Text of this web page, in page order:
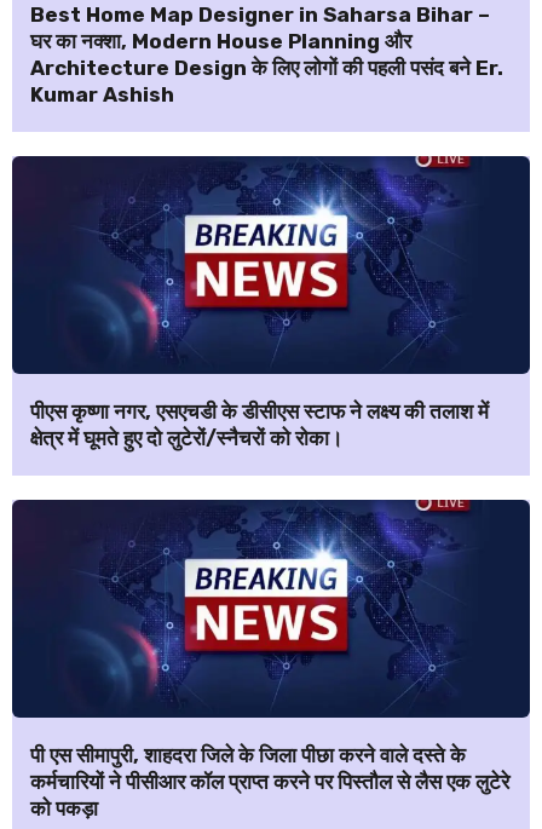
Best Home Map Designer in Saharsa Bihar –
घर का नक्शा, Modern House Planning और
Architecture Design के लिए लोगों की पहली पसंद बने Er.
Kumar Ashish
पीएस कृष्णा नगर, एसएचडी के डीसीएस स्टाफ ने लक्ष्य की तलाश में
क्षेत्र में घूमते हुए दो लुटेरों/स्नैचरों को रोका।
पी एस सीमापुरी, शाहदरा जिले के जिला पीछा करने वाले दस्ते के
कर्मचारियों ने पीसीआर कॉल प्राप्त करने पर पिस्तौल से लैस एक लुटेरे
को पकड़ा